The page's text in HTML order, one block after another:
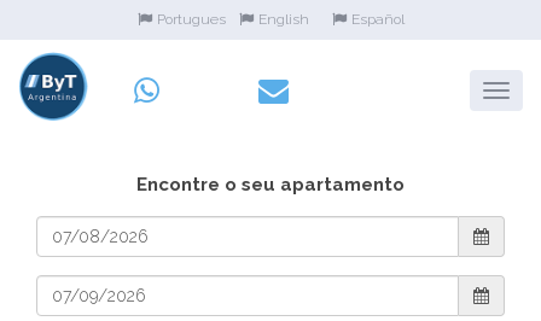
Portugues English Español
Encontre o seu apartamento